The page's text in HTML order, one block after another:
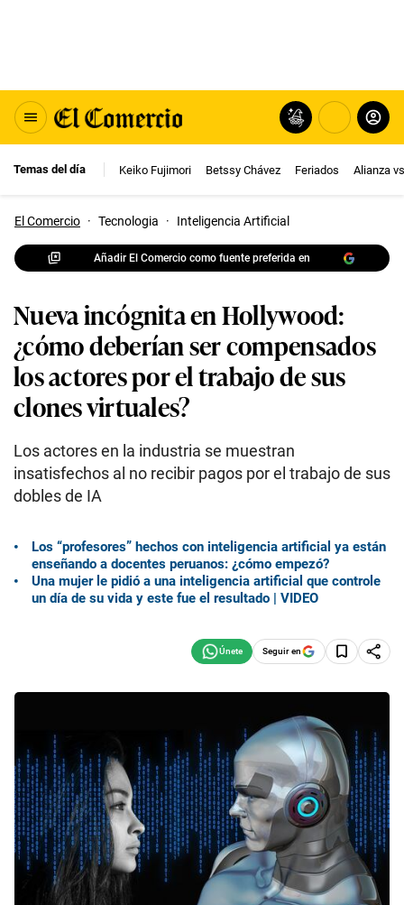
Temas del día Keiko Fujimori Betssy Chávez Feriados Alianza
El Comercio · Tecnologia · Inteligencia Artificial
Añadir El Comercio como fuente preferida en
Nueva incógnita en Hollywood:
¿cómo deberían ser compensados
los actores por el trabajo de sus
clones virtuales?
Los actores en la industria se muestran
insatisfechos al no recibir pagos por el trabajo de sus
dobles de IA
Los “profesores” hechos con inteligencia artificial ya están
enseñando a docentes peruanos: ¿cómo empezó?
Una mujer le pidió a una inteligencia artificial que controle
un día de su vida y este fue el resultado | VIDEO
Seguir en